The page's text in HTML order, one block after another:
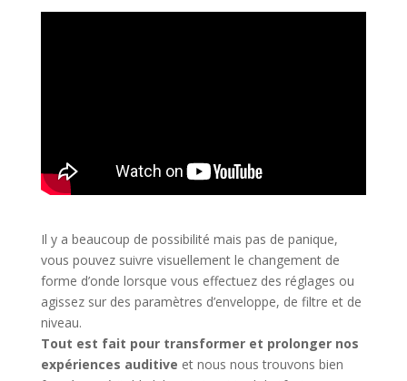
Il y a beaucoup de possibilité mais pas de panique,
vous pouvez suivre visuellement le changement de
forme d’onde lorsque vous effectuez des réglages ou
agissez sur des paramètres d’enveloppe, de filtre et de
niveau.
Tout est fait pour transformer et prolonger nos
expériences auditive et nous nous trouvons bien